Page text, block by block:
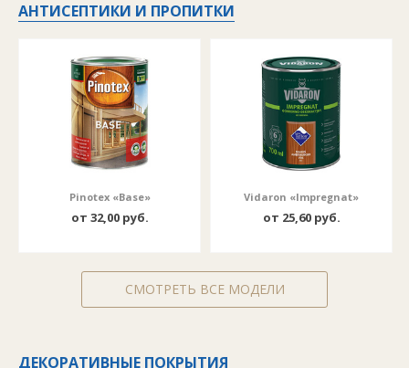
АНТИСЕПТИКИ И ПРОПИТКИ
Pinotex «Base»
от 32,00 руб.
Vidaron «Impregnat»
от 25,60 руб.
СМОТРЕТЬ ВСЕ МОДЕЛИ
ДЕКОРАТИВНЫЕ ПОКРЫТИЯ